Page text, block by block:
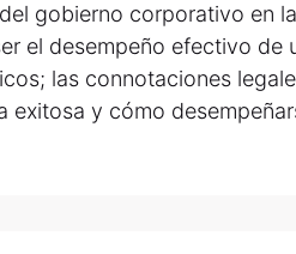
gobierno corporativo en
el desempeño efectivo de
las connotaciones
exitosa y cómo